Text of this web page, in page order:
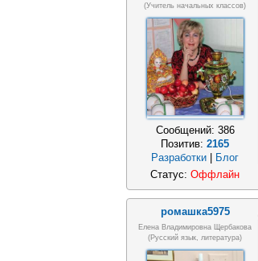
(учитель начальных классов)
Сообщений: 386
Позитив: 2165
Разработки
Блог
Статус: Оффлайн
ромашка5975
Елена Владимировна Щербакова
(русский язык, литература)